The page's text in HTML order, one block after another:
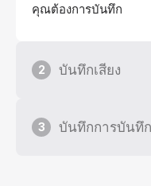
คุณต้องการบันทึก
2 บันทึกเสียง
3 บันทึกการบันทึก